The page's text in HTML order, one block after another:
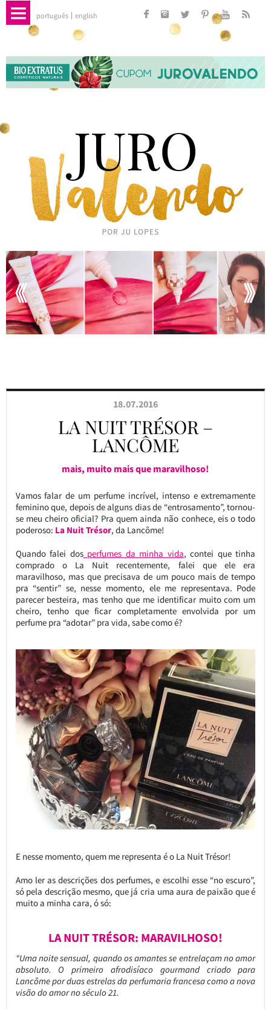
português english
18.07.2016
LA NUIT TRÉSOR –
LANCÔME
mais, muito mais que maravilhoso!
Vamos falar de um perfume incrível, intenso e extremamente
feminino que, depois de alguns dias de “entrosamento”, tornou-
se meu cheiro oficial? Pra quem ainda não conhece, eis o todo
poderoso: La Nuit Trésor, da Lancôme!
Quando falei dosperfumes da minha vida, contei que tinha
comprado o La Nuit recentemente, falei que ele era
maravilhoso, mas que precisava de um pouco mais de tempo
pra “sentir” se, nesse momento, ele me representava. Pode
parecer besteira, mas tenho que me identificar muito com um
cheiro, tenho que ficar completamente envolvida por um
perfume pra “adotar” pra vida, sabe como é?
E nesse momento, quem me representa é o La Nuit Trésor!
Amo ler as descrições dos perfumes, e escolhi esse “no escuro”,
só pela descrição mesmo, que já cria uma aura de paixão que é
muito a minha cara, ó só:
LA NUIT TRÉSOR: MARAVILHOSO!
“Uma noite sensual, quando os amantes se entrelaçam no amor
absoluto. O primeiro afrodisíaco gourmand criado para
Lancôme por duas estrelas da perfumaria francesa como a nova
visão do amor no século 21.